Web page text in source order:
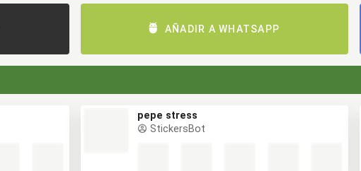
AÑADIR A WHATSAPP
pepe stress
StickersBot